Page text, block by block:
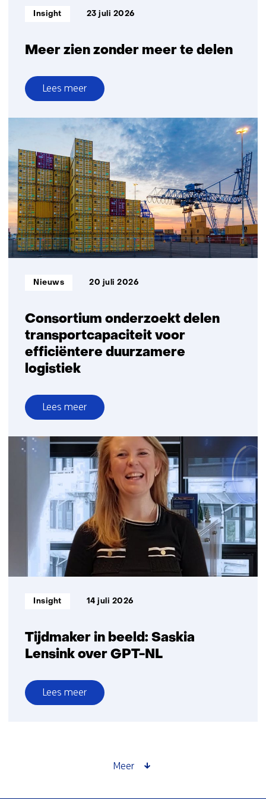
Meer zien zonder meer te delen
Informatietype:
Insight 23 juli 2026
Lees meer
over
Meer
meer
te
delen
Consortium onderzoekt delen
transportcapaciteit voor
efficiëntere duurzamere
logistiek
Informatietype:
Nieuws 20 juli 2026
Lees meer
over
Consortium
delen
transportcapaciteit
voor
efficiëntere
duurzamere
logistiek
Tijdmaker in beeld: Saskia
Lensink over GPT-NL
Informatietype:
Insight 14 juli 2026
Lees meer
over
Meer